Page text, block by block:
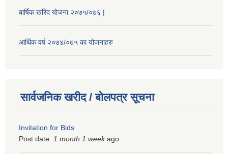
बार्षिक खरिद योजना २०७५/०७६ |
आर्थिक वर्ष २०७४/०७५ का योजनाहरु
सार्वजनिक खरीद / बोलपत्र सूचना
Invitation for Bids
Post date: 1 month 1 weekago